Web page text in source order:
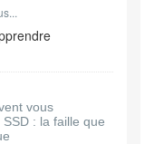
vous
: la faille que